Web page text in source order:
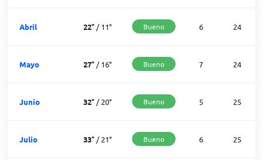
Abril 22° /11° Bueno 6 24
Mayo 27° /16° Bueno 7 24
Junio 32° /20° Bueno 5 25
Julio 33° /21° Bueno 6 25